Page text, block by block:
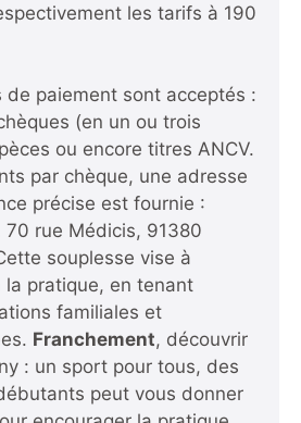
les tarifs à 190
de paiement sont acceptés :
(en un ou trois
ou encore titres ANCV.
par chèque, une adresse
précise est fournie :
70 rue Médicis, 91380
souplesse vise à
la pratique, en tenant
familiales et
Franchement, découvrir
: un sport pour tous, des
peut vous donner